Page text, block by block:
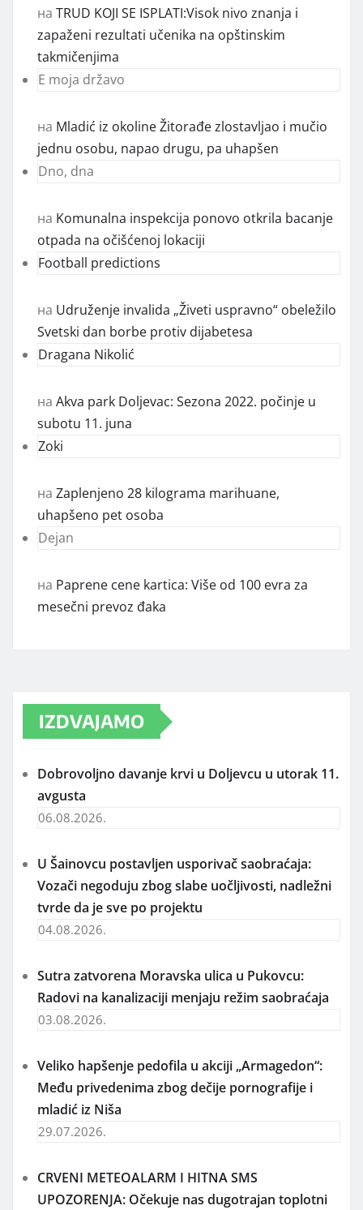
на TRUD KOJI SE ISPLATI:Visok nivo znanja i
zapaženi rezultati učenika na opštinskim
takmičenjima
E moja državo
на Mladić iz okoline Žitorađe zlostavljao i mučio
jednu osobu, napao drugu, pa uhapšen
Dno, dna
на Komunalna inspekcija ponovo otkrila bacanje
otpada na očišćenoj lokaciji
Football predictions
на Udruženje invalida „Živeti uspravno“ obeležilo
Svetski dan borbe protiv dijabetesa
Dragana Nikolić
на Akva park Doljevac: Sezona 2022. počinje u
subotu 11. juna
Zoki
на Zaplenjeno 28 kilograma marihuane,
uhapšeno pet osoba
Dejan
на Paprene cene kartica: Više od 100 evra za
mesečni prevoz đaka
IZDVAJAMO
Dobrovoljno davanje krvi u Doljevcu u utorak 11.
avgusta
06.08.2026.
U Šainovcu postavljen usporivač saobraćaja:
Vozači negoduju zbog slabe uočljivosti, nadležni
tvrde da je sve po projektu
04.08.2026.
Sutra zatvorena Moravska ulica u Pukovcu:
Radovi na kanalizaciji menjaju režim saobraćaja
03.08.2026.
Veliko hapšenje pedofila u akciji „Armagedon“:
Među privedenima zbog dečije pornografije i
mladić iz Niša
29.07.2026.
CRVENI METEOALARM I HITNA SMS
UPOZORENJA: Očekuje nas dugotrajan toplotni